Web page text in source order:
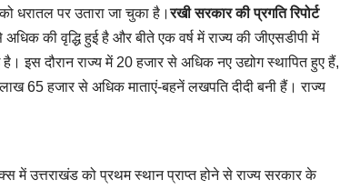
धरातल पर उतारा जा चुका है।रखी सरकार की प्रगति रिपोर्ट
की वृद्धि हुई है और बीते एक वर्ष में राज्य की जीएसडीपी में
इस दौरान राज्य में 20 हजार से अधिक नए उद्योग स्थापित हुए हैं,
65 हजार से अधिक माताएं-बहनें लखपति दीदी बनी हैं। राज्य
में उत्तराखंड को प्रथम स्थान प्राप्त होने से राज्य सरकार के